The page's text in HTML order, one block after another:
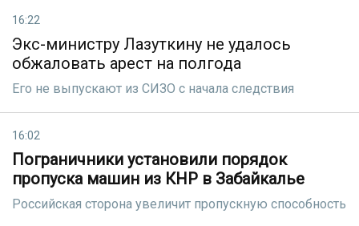
16:22
Экс-министру Лазуткину не удалось
обжаловать арест на полгода
Его не выпускают из СИЗО с начала следствия
16:02
Пограничники установили порядок
пропуска машин из КНР в Забайкалье
Российская сторона увеличит пропускную способность